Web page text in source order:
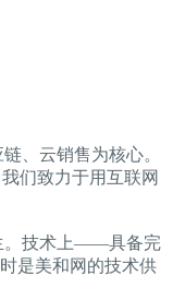
、云销售为核心。
们致力于用互联网
。技术上——具备完
是美和网的技术供